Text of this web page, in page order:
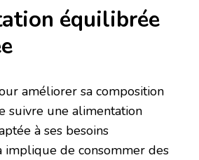
équilibrée
améliorer sa composition
suivre une alimentation
à ses besoins
implique de consommer des